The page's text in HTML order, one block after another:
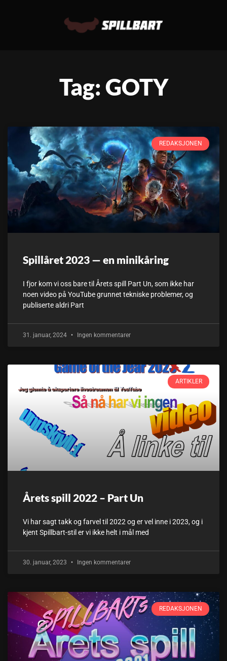
Tag: GOTY
REDAKSJONEN
Spillåret 2023 — en minikåring
I fjor kom vi oss bare til Årets spill Part Un, som ikke har
noen video på YouTube grunnet tekniske problemer, og
publiserte aldri Part
31. januar, 2024 Ingen kommentarer
ARTIKLER
Årets spill 2022 – Part Un
Vi har sagt takk og farvel til 2022 og er vel inne i 2023, og i
kjent Spillbart-stil er vi ikke helt i mål med
30. januar, 2023 Ingen kommentarer
REDAKSJONEN